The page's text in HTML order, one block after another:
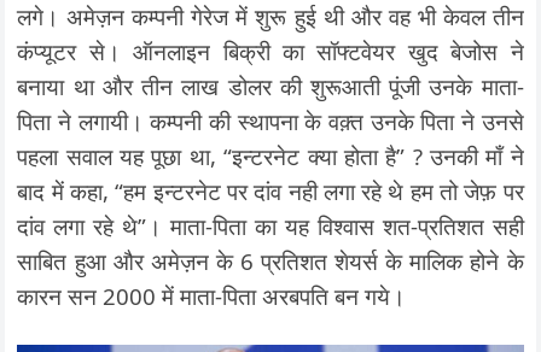
लगे। अमेज़न कम्पनी गेरेज में शुरू हुई थी और वह भी केवल तीन
कंप्यूटर से। ऑनलाइन बिक्री का सॉफ्टवेयर खुद बेजोस ने
बनाया था और तीन लाख डोलर की शुरूआती पूंजी उनके माता-
पिता ने लगायी। कम्पनी की स्थापना के वक़्त उनके पिता ने उनसे
पहला सवाल यह पूछा था, “इन्टरनेट क्या होता है” ? उनकी माँ ने
बाद में कहा, “हम इन्टरनेट पर दांव नही लगा रहे थे हम तो जेफ़ पर
दांव लगा रहे थे”। माता-पिता का यह विश्वास शत-प्रतिशत सही
साबित हुआ और अमेज़न के 6 प्रतिशत शेयर्स के मालिक होने के
कारन सन 2000 में माता-पिता अरबपति बन गये।